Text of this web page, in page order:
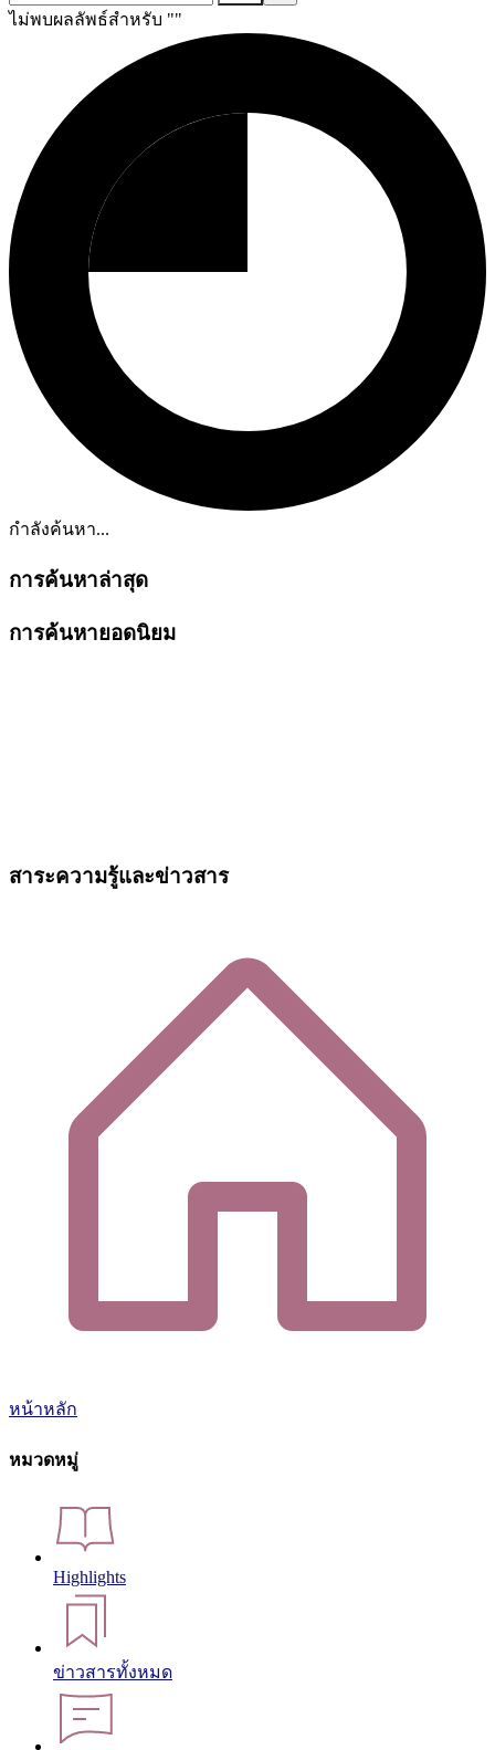
ไม่พบผลลัพธ์สำหรับ ""
กำลังค้นหา...
การค้นหาล่าสุด
การค้นหายอดนิยม
สาระความรู้และข่าวสาร
หน้าหลัก
หมวดหมู่
Highlights
ข่าวสารทั้งหมด